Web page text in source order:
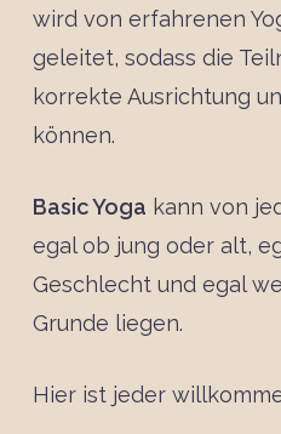
wird von erfahrenen
geleitet, sodass die
korrekte Ausrichtung
können.
Basic Yoga kann von
egal ob jung oder alt,
Geschlecht und egal
Grunde liegen.
Hier ist jeder